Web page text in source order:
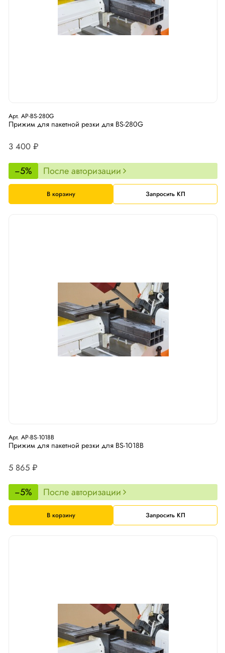
Арт. AP-BS-280G
Прижим для пакетной резки для BS-280G
3 400 ₽
−5% После авторизации
В корзину Запросить КП
Арт. AP-BS-1018B
Прижим для пакетной резки для BS-1018B
5 865 ₽
−5% После авторизации
В корзину Запросить КП